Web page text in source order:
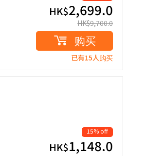
HK$2,699.0
HK$9,700.0
购买
已有15人购买
15% off
HK$1,148.0